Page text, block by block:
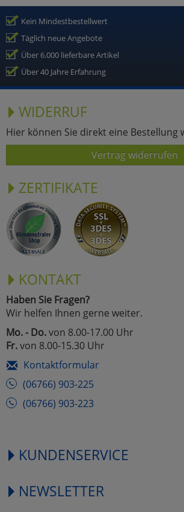
Kein Mindestbestellwert
Täglich neue Angebote
Über 6.000 lieferbare Artikel
Über 40 Jahre Erfahrung
WIDERRUF
Hier können Sie direkt eine Bestellung
Vertrag widerrufen
ZERTIFIKATE
KONTAKT
Haben Sie Fragen?
Wir helfen Ihnen gerne weiter.
Mo. - Do.von 8.00-17.00 Uhr
Fr.von 8.00-15.30 Uhr
Kontaktformular
(06766) 903-225
(06766) 903-223
KUNDENSERVICE
NEWSLETTER